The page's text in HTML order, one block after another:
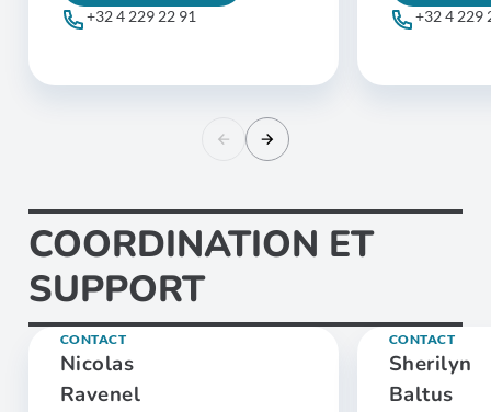
+32 4 229 22 91 +32 4 229
COORDINATION ET
SUPPORT
CONTACT
Nicolas
Ravenel
CONTACT
Sherilyn
Baltus